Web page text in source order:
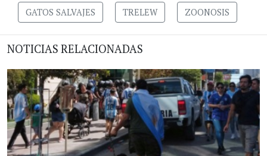
GATOS SALVAJES TRELEW ZOONOSIS
NOTICIAS RELACIONADAS